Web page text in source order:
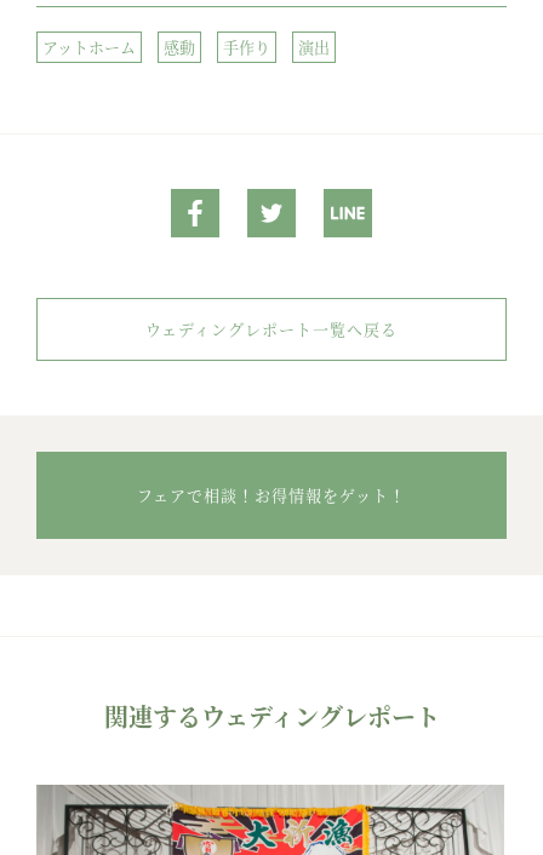
アットホーム 感動 手作り 演出
ウェディングレポート一覧へ戻る
フェアで相談！お得情報をゲット！
関連するウェディングレポート